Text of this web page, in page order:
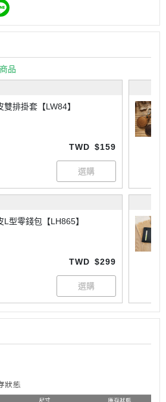
品
排掛套【LW84】
TWD $159
L型零錢包【LH865】
TWD $299